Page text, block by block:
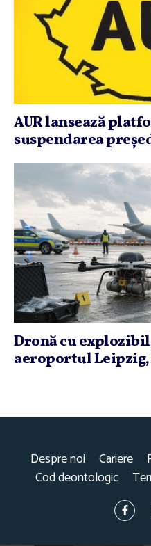
AUR lansează
suspendarea
Dronă cu
aeroportul Leipzig,
Despre noi Cariere
Cod deontologic